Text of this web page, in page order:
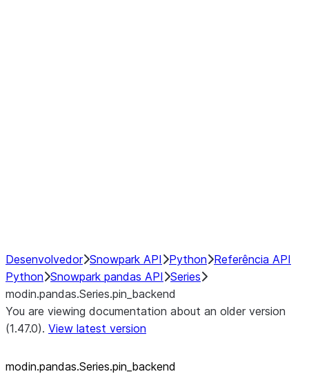
Desenvolvedor Snowpark API Python Referência API
Python Snowpark pandas API Series
modin.pandas.Series.pin_backend
You are viewing documentation about an older version
(1.47.0). View latest version
modin.pandas.Series.pin_ backend